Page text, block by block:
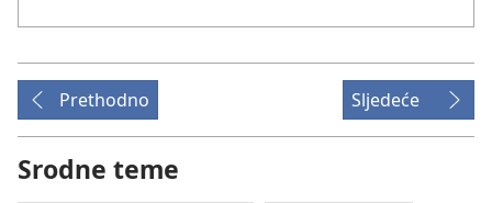
Prethodno Sljedeće
Srodne teme